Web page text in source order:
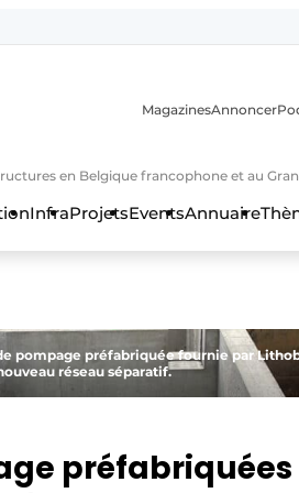
en Belgique francophone et au
MagazinesAnnoncer
InfraProjetsEventsAnnuaire
pompage préfabriquée fournie par
réseau séparatif.